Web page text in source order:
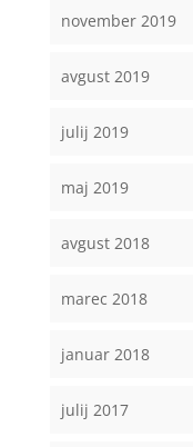
november 2019
avgust 2019
julij 2019
maj 2019
avgust 2018
marec 2018
januar 2018
julij 2017